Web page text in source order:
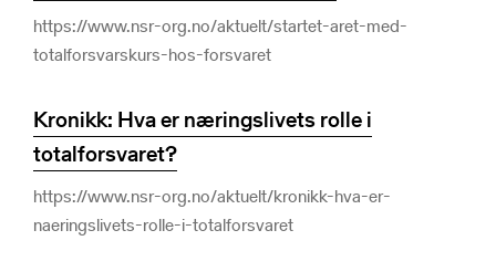
https://www.nsr-org.no/aktuelt/startet-aret-med-
totalforsvarskurs-hos-forsvaret
Kronikk: Hva er næringslivets rolle i
totalforsvaret?
https://www.nsr-org.no/aktuelt/kronikk-hva-er-
naeringslivets-rolle-i-totalforsvaret